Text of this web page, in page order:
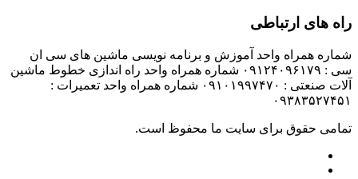
راه های ارتباطی
شماره همراه واحد آموزش و برنامه نویسی ماشین های سی ان
سی : ۰۹۱۲۴۰۹۶۱۷۹ شماره همراه واحد راه اندازی خطوط ماشین
آلات صنعتی : ۰۹۱۰۱۹۹۷۴۷۰ شماره همراه واحد تعمیرات :
۰۹۳۸۳۵۲۷۴۵۱
تمامی حقوق برای سایت ما محفوظ است.